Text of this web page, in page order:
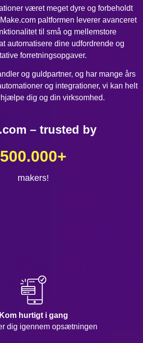
været meget dyre og forbeholdt
paltformen leverer avanceret
til små og mellemstore
automatisere dine udfordrende og
forretningsopgaver.
og guldpartner, og har mange års
og integrationer, vi kan helt
dig og din virksomhed.
– trusted by
makers!
500.000+
Kom hurtigt i gang
dig igennem opsætningen